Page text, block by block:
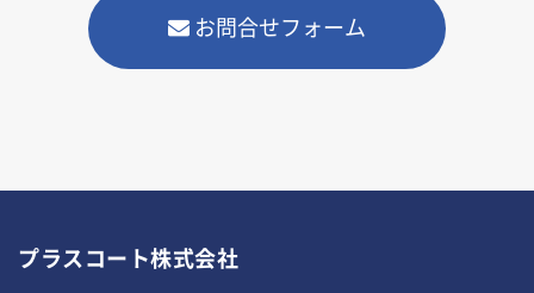
お問合せフォーム
プラスコート株式会社